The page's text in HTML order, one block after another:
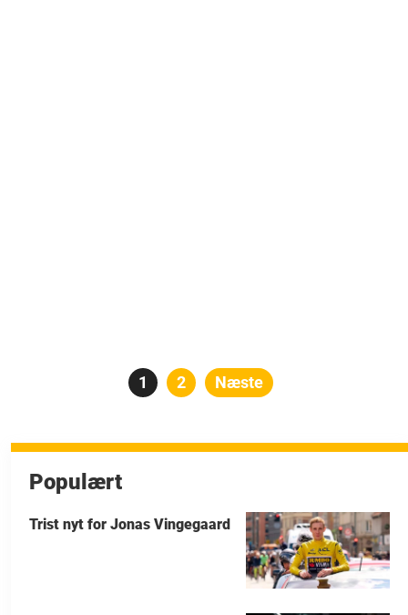
Indlægsinddeling
Side
1 Side
2 Næste
Populært
Trist nyt for Jonas Vingegaard